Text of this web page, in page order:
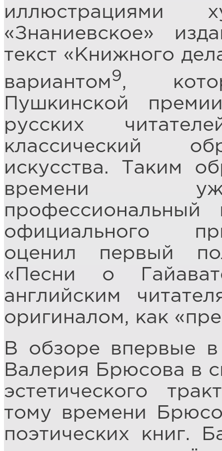
иллюстрациями
«Знаниевское»
текст «Книжного
вариантом9,
Пушкинской
русских
классический
искусства. Таким
времени
профессиональный
официального
оценил первый
«Песни о
английским
оригиналом, как
В обзоре впервые
Валерия Брюсова в
эстетического
тому времени
поэтических книг.